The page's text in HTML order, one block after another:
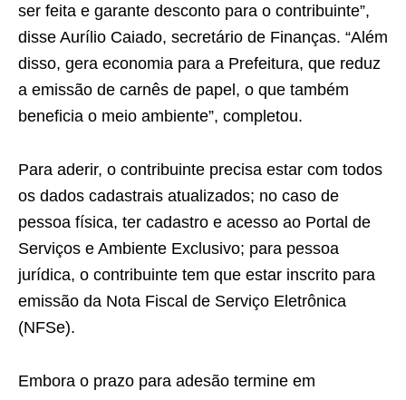
ser feita e garante desconto para o contribuinte”,
disse Aurílio Caiado, secretário de Finanças. “Além
disso, gera economia para a Prefeitura, que reduz
a emissão de carnês de papel, o que também
beneficia o meio ambiente”, completou.
Para aderir, o contribuinte precisa estar com todos
os dados cadastrais atualizados; no caso de
pessoa física, ter cadastro e acesso ao Portal de
Serviços e Ambiente Exclusivo; para pessoa
jurídica, o contribuinte tem que estar inscrito para
emissão da Nota Fiscal de Serviço Eletrônica
(NFSe).
Embora o prazo para adesão termine em